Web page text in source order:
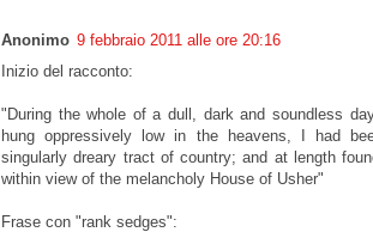
Anonimo 9 febbraio 2011 alle ore 20:16
Inizio del racconto:
"During the whole of a dull, dark and soundless
hung oppressively low in the heavens, I had
singularly dreary tract of country; and at length
within view of the melancholy House of Usher"
Frase con "rank sedges":